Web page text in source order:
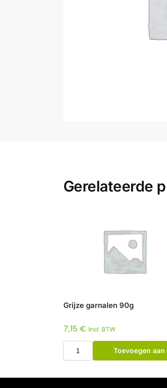
Gerelateerde
Grijze garnalen 90g
7,15 € Incl. BTW
Toevoegen aan